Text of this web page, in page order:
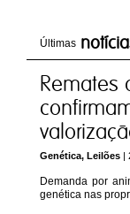
Últimas
Remates
Genética, Leilões |
Demanda por
genética nas